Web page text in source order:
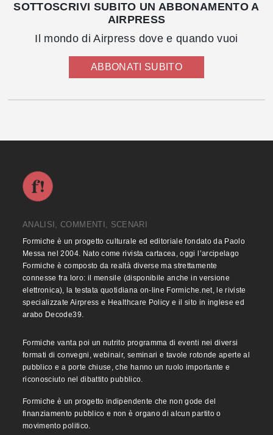
SOTTOSCRIVI SUBITO UN ABBONAMENTO A
AIRPRESS
Il mondo di Airpress dove e quando vuoi
ABBONATI SUBITO
ANALISI, COMMENTI, SCENARI
Formiche è un progetto culturale ed editoriale fondato da Paolo
Messa nel 2004. Nato come rivista cartacea, oggi l’arcipelago
Formiche è composto da realtà diverse ma strettamente
connesse fra loro: il mensile (disponibile anche in versione
elettronica), la testata quotidiana on-line Formiche.net, le riviste
specializzate Airpress e Healthcare Policy e il sito in inglese ed
arabo Decode39.
Formiche vanta poi un nutrito programma di eventi nei diversi
formati di convegni, webinair, seminari e tavole rotonde aperte al
pubblico e a porte chiuse, che hanno un ruolo importante e
riconosciuto nel dibattito pubblico.
Formiche è un progetto indipendente che non gode del
finanziamento pubblico e non è organo di alcun partito o
movimento politico.